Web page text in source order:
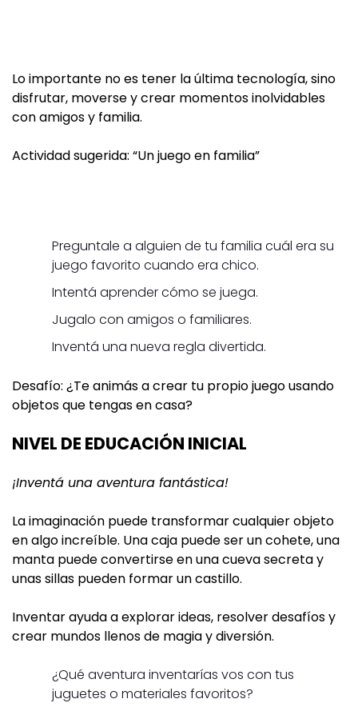
Lo importante no es tener la última tecnología, sino
disfrutar, moverse y crear momentos inolvidables
con amigos y familia.
Actividad sugerida: “Un juego en familia”
Preguntale a alguien de tu familia cuál era su
juego favorito cuando era chico.
Intentá aprender cómo se juega.
Jugalo con amigos o familiares.
Inventá una nueva regla divertida.
Desafío: ¿Te animás a crear tu propio juego usando
objetos que tengas en casa?
NIVEL DE EDUCACIÓN INICIAL
¡Inventá una aventura fantástica!
La imaginación puede transformar cualquier objeto
en algo increíble. Una caja puede ser un cohete, una
manta puede convertirse en una cueva secreta y
unas sillas pueden formar un castillo.
Inventar ayuda a explorar ideas, resolver desafíos y
crear mundos llenos de magia y diversión.
¿Qué aventura inventarías vos con tus
juguetes o materiales favoritos?